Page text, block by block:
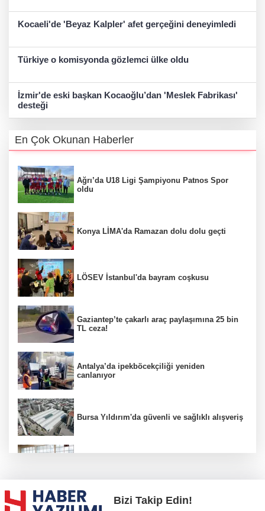
Kocaeli'de 'Beyaz Kalpler' afet gerçeğini deneyimledi
Türkiye o komisyonda gözlemci ülke oldu
İzmir'de eski başkan Kocaoğlu’dan 'Meslek Fabrikası'
desteği
En Çok Okunan Haberler
Ağrı’da U18 Ligi Şampiyonu Patnos Spor
oldu
Konya LİMA'da Ramazan dolu dolu geçti
LÖSEV İstanbul'da bayram coşkusu
Gaziantep’te çakarlı araç paylaşımına 25 bin
TL ceza!
Antalya’da ipekböcekçiliği yeniden
canlanıyor
Bursa Yıldırım'da güvenli ve sağlıklı alışveriş
Başkent'in göletlerinde temizlik ve bakım
Bizi Takip Edin!